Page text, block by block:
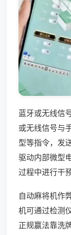
蓝牙或无线信
或无线信号与
型等指令，发
驱动内部微型
过程中进行干
自动麻将机作
机可通过检测
正规赢法靠洗